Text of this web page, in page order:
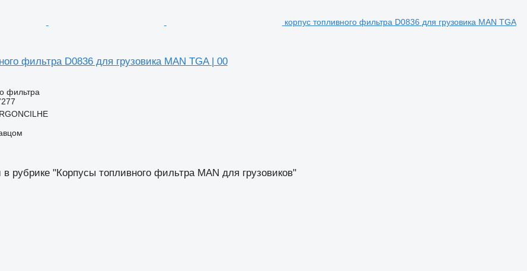
корпус топливного фильтра D0836 для грузовика MAN TGA
фильтра D0836 для грузовика MAN TGA | 00
фильтра
рубрике "Корпусы топливного фильтра MAN для грузовиков"